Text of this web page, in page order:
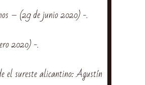
– (29 de junio 2020) -.
2020) -.
el sureste alicantino: Agustín